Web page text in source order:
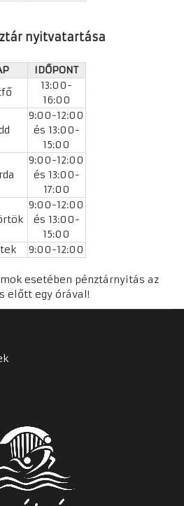
nyitvatartása
IDŐPONT
13:00-
16:00
9:00-12:00
és 13:00-
15:00
9:00-12:00
és 13:00-
17:00
9:00-12:00
és 13:00-
15:00
9:00-12:00
esetében pénztárnyitás az
előtt egy órával!